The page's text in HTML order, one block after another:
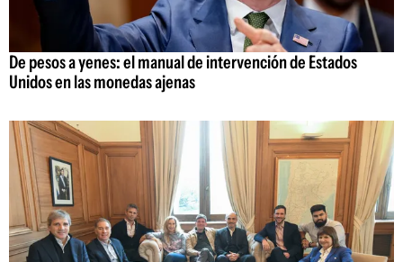
De pesos a yenes: el manual de intervención de Estados
Unidos en las monedas ajenas